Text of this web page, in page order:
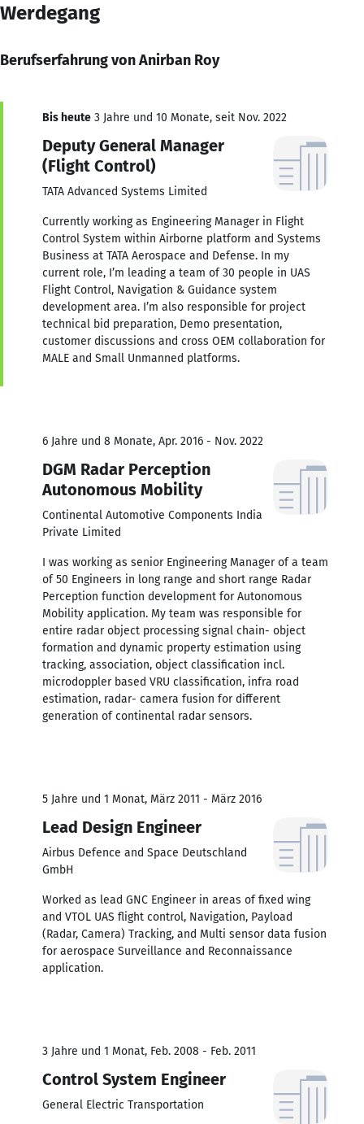
Werdegang
Berufserfahrung von Anirban Roy
Bis heute 3 Jahre und 10 Monate, seit Nov. 2022
Deputy General Manager
(Flight Control)
TATA Advanced Systems Limited
Currently working as Engineering Manager in Flight
Control System within Airborne platform and Systems
Business at TATA Aerospace and Defense. In my
current role, I’m leading a team of 30 people in UAS
Flight Control, Navigation & Guidance system
development area. I’m also responsible for project
technical bid preparation, Demo presentation,
customer discussions and cross OEM collaboration for
MALE and Small Unmanned platforms.
6 Jahre und 8 Monate, Apr. 2016 - Nov. 2022
DGM Radar Perception
Autonomous Mobility
Continental Automotive Components India
Private Limited
I was working as senior Engineering Manager of a team
of 50 Engineers in long range and short range Radar
Perception function development for Autonomous
Mobility application. My team was responsible for
entire radar object processing signal chain- object
formation and dynamic property estimation using
tracking, association, object classification incl.
microdoppler based VRU classification, infra road
estimation, radar- camera fusion for different
generation of continental radar sensors.
5 Jahre und 1 Monat, März 2011 - März 2016
Lead Design Engineer
Airbus Defence and Space Deutschland
GmbH
Worked as lead GNC Engineer in areas of fixed wing
and VTOL UAS flight control, Navigation, Payload
(Radar, Camera) Tracking, and Multi sensor data fusion
for aerospace Surveillance and Reconnaissance
application.
3 Jahre und 1 Monat, Feb. 2008 - Feb. 2011
Control System Engineer
General Electric Transportation